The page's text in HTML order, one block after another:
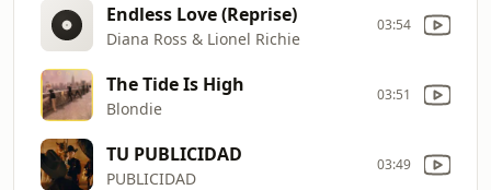
Endless Love (Reprise)
Diana Ross & Lionel Richie
03:54
The Tide Is High
Blondie
03:51
TU PUBLICIDAD
PUBLICIDAD
03:49